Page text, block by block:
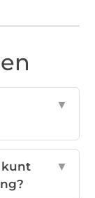
▼
kunt
▼